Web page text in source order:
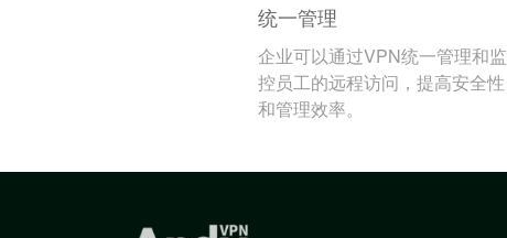
统一管理
企业可以通过VPN统一管理和监
控员工的远程访问，提高安全性
和管理效率。